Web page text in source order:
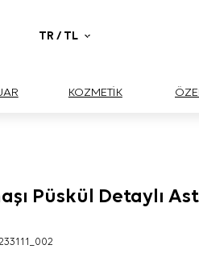
TR / TL
KOZMETİK
Püskül Detaylı